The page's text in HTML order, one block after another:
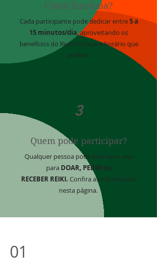
Como funciona?
Cada participante pode dedicar entre5 a
15 minutos/diaaproveitando os
benefícios do Reiki no local e horário que
preferir.
3
Quem pode participar?
Qualquer pessoa pode participar seja
para DOAR, PEDIR ou
RECEBER REIKI. Confira as informações
nesta página.
01